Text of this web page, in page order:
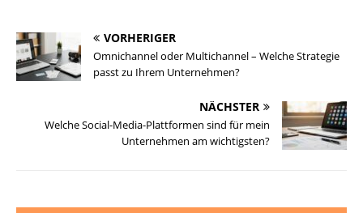
VORHERIGER
Omnichannel oder Multichannel – Welche Strategie
passt zu Ihrem Unternehmen?
NÄCHSTER
Welche Social-Media-Plattformen sind für mein
Unternehmen am wichtigsten?